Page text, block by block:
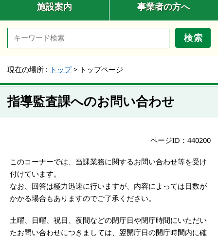
施設案内 事業者の方へ
検索
現在の場所 : トップ> トップページ
指導監査課へのお問い合わせ
ページID：440200
このコーナーでは、当課業務に関するお問い合わせ等を受け
付けています。
なお、回答は極力迅速に行いますが、内容によっては日数が
かかる場合もありますのでご了承ください。
土曜、日曜、祝日、夜間などの閉庁日や閉庁時間にいただい
たお問い合わせにつきましては、翌開庁日の開庁時間内に確